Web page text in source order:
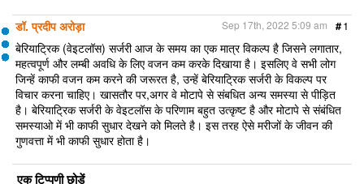
डॉ. प्रदीप अरोड़ा #1
Sep 17th, 2022 5:09 am
बेरियाट्रिक (वेइटलॉस) सर्जरी आज के समय का एक मात्र विकल्प है जिसने लगातार,
महत्वपूर्ण और लम्बी अवधि के लिए वजन कम करके दिखाया है। इसलिए वे सभी लोग
जिन्हें काफी वजन कम करने की जरूरत है, उन्हें बेरियाट्रिक सर्जरी के विकल्प पर
विचार करना चाहिए। खासतौर पर,अगर वे मोटापे से संबधित अन्य समस्या से पीड़ित
है। बेरियाट्रिक सर्जरी के वेइटलॉस के परिणाम बहुत उत्कृष्ट है और मोटापे से संबंधित
समस्याओ में भी काफी सुधार देखने को मिलते है। इस तरह ऐसे मरीजों के जीवन की
गुणवत्ता में भी काफी सुधार होता है।
एक टिप्पणी छोड़ें